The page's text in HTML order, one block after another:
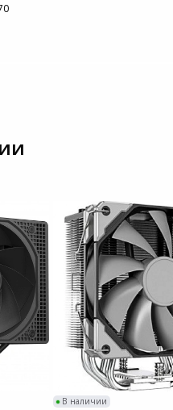
В наличии